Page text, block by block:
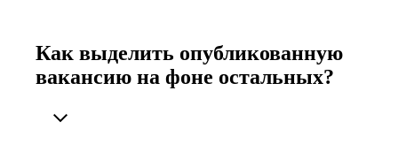
Как выделить опубликованную
вакансию на фоне остальных?